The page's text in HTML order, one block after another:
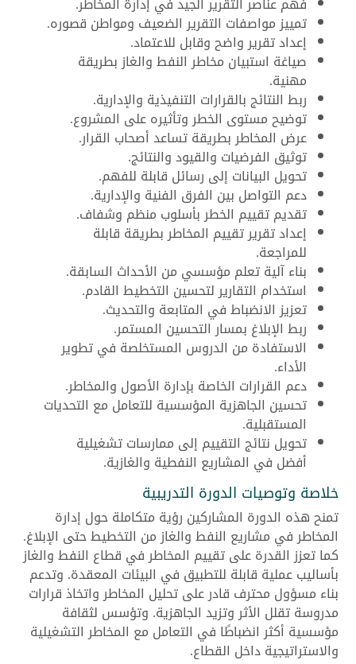
تمييز مواصفات التقرير الضعيف ومواطن قصوره.
إعداد تقرير واضح وقابل للاعتماد.
صياغة استبيان مخاطر النفط والغاز بطريقة
مهنية.
ربط النتائج بالقرارات التنفيذية والإدارية.
توضيح مستوى الخطر وتأثيره على المشروع.
عرض المخاطر بطريقة تساعد أصحاب القرار.
توثيق الفرضيات والقيود والنتائج.
تحويل البيانات إلى رسائل قابلة للفهم.
دعم التواصل بين الفرق الفنية والإدارية.
تقديم تقييم الخطر بأسلوب منظم وشفاف.
إعداد تقرير تقييم المخاطر بطريقة قابلة
للمراجعة.
بناء آلية تعلم مؤسسي من الأحداث السابقة.
استخدام التقارير لتحسين التخطيط القادم.
تعزيز الانضباط في المتابعة والتحديث.
ربط الإبلاغ بمسار التحسين المستمر.
الاستفادة من الدروس المستخلصة في تطوير
الأداء.
دعم القرارات الخاصة بإدارة الأصول والمخاطر.
تحسين الجاهزية المؤسسية للتعامل مع التحديات
المستقبلية.
تحويل نتائج التقييم إلى ممارسات تشغيلية
أفضل في المشاريع النفطية والغازية.
خلاصة وتوصيات الدورة التدريبية
تمنح هذه الدورة المشاركين رؤية متكاملة حول إدارة
المخاطر في مشاريع النفط والغاز من التخطيط حتى الإبلاغ.
كما تعزز القدرة على تقييم المخاطر في قطاع النفط والغاز
بأساليب عملية قابلة للتطبيق في البيئات المعقدة. وتدعم
بناء مسؤول محترف قادر على تحليل المخاطر واتخاذ قرارات
مدروسة تقلل الأثر وتزيد الجاهزية. وتؤسس لثقافة
مؤسسية أكثر انضباطًا في التعامل مع المخاطر التشغيلية
والاستراتيجية داخل القطاع.